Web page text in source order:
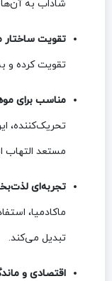
شاداب به
تقویت ساختار
تقویت کرده و
مناسب برای
تحریک‌کننده،
مستعد التهاب
تجربه‌ای
ماکادمیا،
تبدیل می‌کند.
اقتصادی و